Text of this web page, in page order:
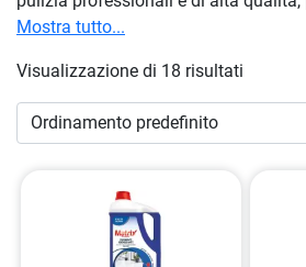
mantenere i vostri spazi di lavoro
professionista che cerca soluzioni di
troverete ciò di cui avete bisogno
fornirti i miglioridetergenti per
risultati di alta qualità. Esplora la
oggi stesso e mantieni un ambiente
e igienico per tutti i tuoi dipendenti e
Mostra tutto...
Visualizzazione di 18 risultati